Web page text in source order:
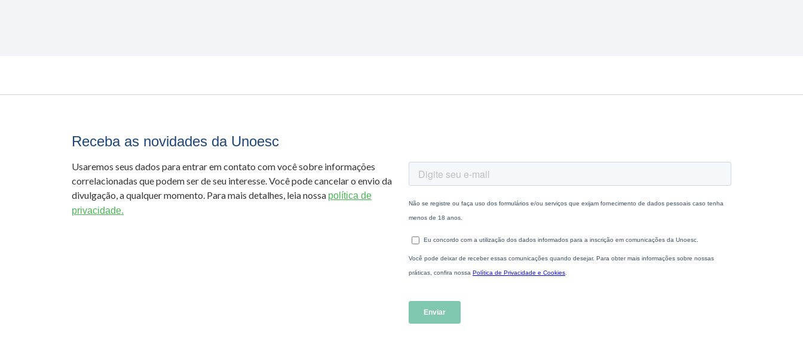
Receba as novidades da Unoesc
Usaremos seus dados para entrar em contato com você sobre informações
correlacionadas que podem ser de seu interesse. Você pode cancelar o envio da
divulgação, a qualquer momento. Para mais detalhes, leia nossa política de
privacidade.